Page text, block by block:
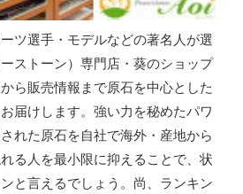
ツ選手・モデルなどの著名人が選
ストーン）専門店・葵のショップ
ら販売情報まで原石を中心とした
届けします。強い力を秘めたパワ
れた原石を自社で海外・産地から
る人を最小限に抑えることで、状
と言えるでしょう。尚、ランキン